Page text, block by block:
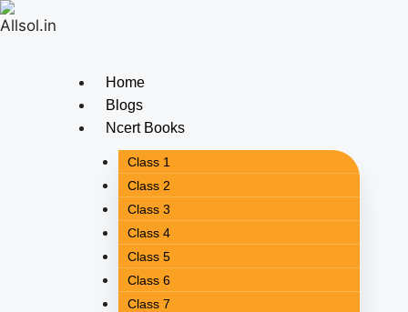
Home
Blogs
Ncert Books
Class 1
Class 2
Class 3
Class 4
Class 5
Class 6
Class 7